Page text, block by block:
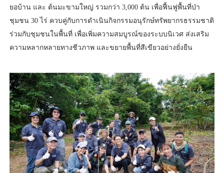
ยอบ้าน และ ต้นมะขามใหญ่ รวมกว่า 3,000 ต้น เพื่อฟื้นฟูพื้นที่ป่า
ชุมชน 30 ไร่ ควบคู่กับการดำเนินกิจกรรมอนุรักษ์ทรัพยากรธรรมชาติ
ร่วมกับชุมชนในพื้นที่ เพื่อเพิ่มความสมบูรณ์ของระบบนิเวศ ส่งเสริม
ความหลากหลายทางชีวภาพ และขยายพื้นที่สีเขียวอย่างยั่งยืน